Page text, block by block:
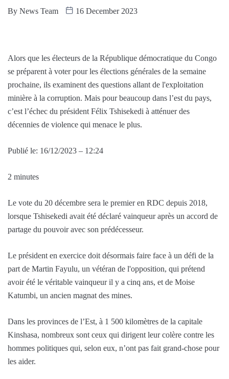
By News Team 16 December 2023
Alors que les électeurs de la République démocratique du Congo
se préparent à voter pour les élections générales de la semaine
prochaine, ils examinent des questions allant de l'exploitation
minière à la corruption. Mais pour beaucoup dans l’est du pays,
c’est l’échec du président Félix Tshisekedi à atténuer des
décennies de violence qui menace le plus.
Publié le: 16/12/2023 – 12:24
2 minutes
Le vote du 20 décembre sera le premier en RDC depuis 2018,
lorsque Tshisekedi avait été déclaré vainqueur après un accord de
partage du pouvoir avec son prédécesseur.
Le président en exercice doit désormais faire face à un défi de la
part de Martin Fayulu, un vétéran de l'opposition, qui prétend
avoir été le véritable vainqueur il y a cinq ans, et de Moise
Katumbi, un ancien magnat des mines.
Dans les provinces de l’Est, à 1 500 kilomètres de la capitale
Kinshasa, nombreux sont ceux qui dirigent leur colère contre les
hommes politiques qui, selon eux, n’ont pas fait grand-chose pour
les aider.